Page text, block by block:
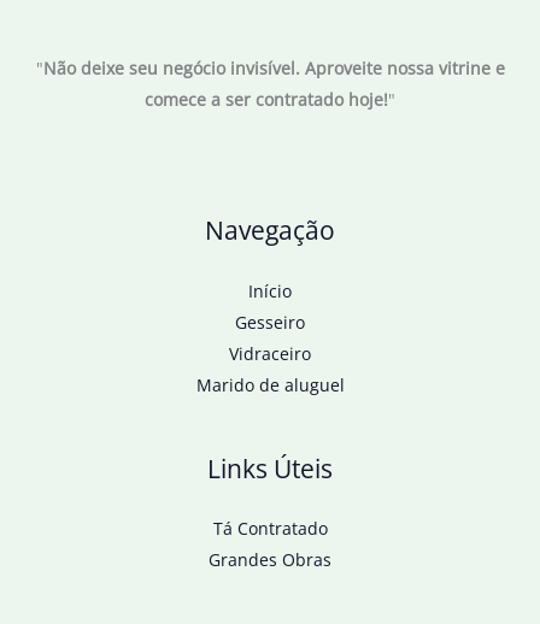
denuncia
"Não deixe seu negócio invisível. Aproveite nossa vitrine e
comece a ser contratado hoje!"
Navegação
Início
Gesseiro
Vidraceiro
Marido de aluguel
Links Úteis
Tá Contratado
Grandes Obras